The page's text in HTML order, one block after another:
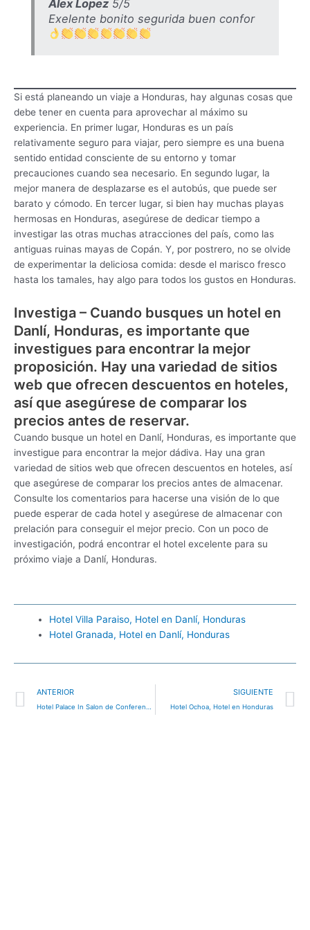
Alex Lopez5/5
Exelente bonito segurida buen confor
Si está planeando un viaje a Honduras, hay algunas cosas que
debe tener en cuenta para aprovechar al máximo su
experiencia. En primer lugar, Honduras es un país
relativamente seguro para viajar, pero siempre es una buena
sentido entidad consciente de su entorno y tomar
precauciones cuando sea necesario. En segundo lugar, la
mejor manera de desplazarse es el autobús, que puede ser
barato y cómodo. En tercer lugar, si bien hay muchas playas
hermosas en Honduras, asegúrese de dedicar tiempo a
investigar las otras muchas atracciones del país, como las
antiguas ruinas mayas de Copán. Y, por postrero, no se olvide
de experimentar la deliciosa comida: desde el marisco fresco
hasta los tamales, hay algo para todos los gustos en Honduras.
Investiga – Cuando busques un hotel en
Danlí, Honduras, es importante que
investigues para encontrar la mejor
proposición. Hay una variedad de sitios
web que ofrecen descuentos en hoteles,
así que asegúrese de comparar los
precios antes de reservar.
Cuando busque un hotel en Danlí, Honduras, es importante que
investigue para encontrar la mejor dádiva. Hay una gran
variedad de sitios web que ofrecen descuentos en hoteles, así
que asegúrese de comparar los precios antes de almacenar.
Consulte los comentarios para hacerse una visión de lo que
puede esperar de cada hotel y asegúrese de almacenar con
prelación para conseguir el mejor precio. Con un poco de
investigación, podrá encontrar el hotel excelente para su
próximo viaje a Danlí, Honduras.
Hotel Villa Paraiso, Hotel en Danlí, Honduras
Hotel Granada, Hotel en Danlí, Honduras
Ant
ANTERIOR SIGUIENTE
Hotel Ochoa, Hotel en Honduras